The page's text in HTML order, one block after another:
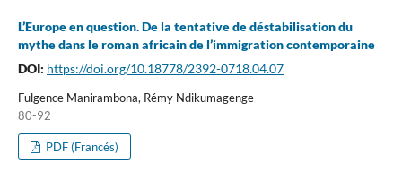
L’Europe en question. De la tentative de déstabilisation du
mythe dans le roman africain de l’immigration contemporaine
DOI: https://doi.org/10.18778/2392-0718.04.07
Fulgence Manirambona, Rémy Ndikumagenge
80-92
PDF (Francés)